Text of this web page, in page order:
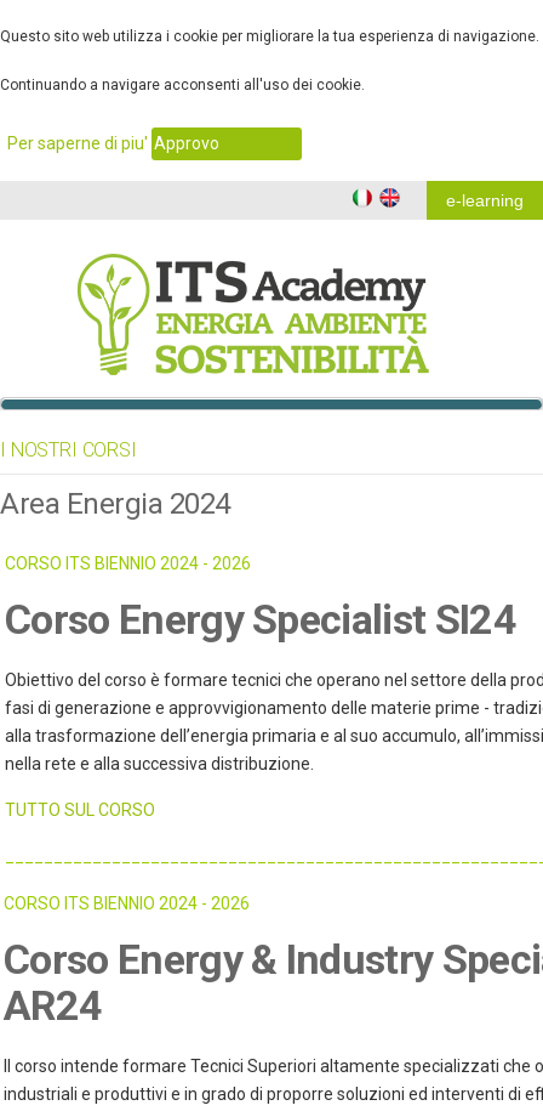
Questo sito web utilizza i cookie per migliorare la tua esperienza di navigazione.
Continuando a navigare acconsenti all'uso dei cookie.
Per saperne di piu' Approvo
e-learning
I NOSTRI CORSI
Area Energia 2024
CORSO ITS BIENNIO 2024 - 2026
Corso Energy Specialist SI24
Obiettivo del corso è formare tecnici che operano nel settore della
fasi di generazione e approvvigionamento delle materie prime -
alla trasformazione dell’energia primaria e al suo accumulo,
nella rete e alla successiva distribuzione.
TUTTO SUL CORSO
CORSO ITS BIENNIO 2024 - 2026
Corso Energy & Industry
AR24
Il corso intende formare Tecnici Superiori altamente specializzati che
industriali e produttivi e in grado di proporre soluzioni ed interventi di